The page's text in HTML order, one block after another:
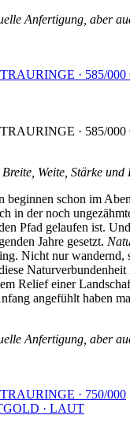
Anfertigung, aber
TRAURINGE · 585/
TRAURINGE · 585/
Weite, Stärke und
beginnen schon im
in der noch
Pfad gelaufen ist.
Jahre gesetzt.
Nicht nur wandernd,
Naturverbundenheit
Relief einer
angefühlt haben
Anfertigung, aber
TRAURINGE · 750/000
· LAUT